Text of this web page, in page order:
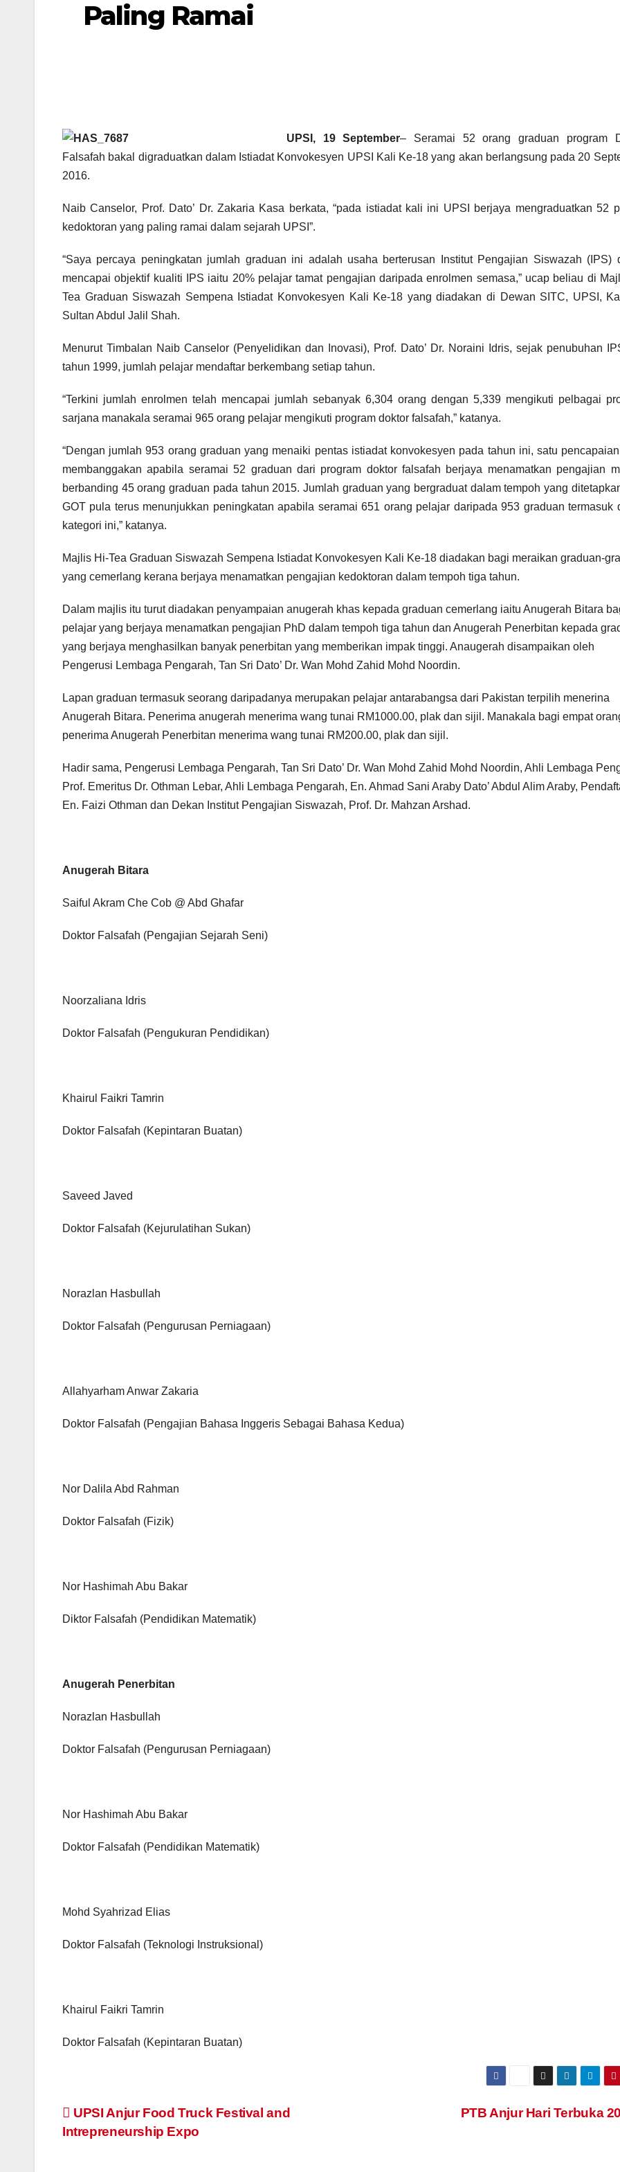
Paling Ramai
UPSI, 19 September– Seramai 52 orang graduan program
Falsafah bakal digraduatkan dalam Istiadat Konvokesyen UPSI Kali Ke-18 yang akan berlangsung pada 20
2016.
Naib Canselor, Prof. Dato’ Dr. Zakaria Kasa berkata, “pada istiadat kali ini UPSI berjaya mengraduatkan 52
kedoktoran yang paling ramai dalam sejarah UPSI”.
“Saya percaya peningkatan jumlah graduan ini adalah usaha berterusan Institut Pengajian Siswazah (IPS)
mencapai objektif kualiti IPS iaitu 20% pelajar tamat pengajian daripada enrolmen semasa,” ucap beliau di
Tea Graduan Siswazah Sempena Istiadat Konvokesyen Kali Ke-18 yang diadakan di Dewan SITC, UPSI,
Sultan Abdul Jalil Shah.
Menurut Timbalan Naib Canselor (Penyelidikan dan Inovasi), Prof. Dato’ Dr. Noraini Idris, sejak penubuhan
tahun 1999, jumlah pelajar mendaftar berkembang setiap tahun.
“Terkini jumlah enrolmen telah mencapai jumlah sebanyak 6,304 orang dengan 5,339 mengikuti pelbagai
sarjana manakala seramai 965 orang pelajar mengikuti program doktor falsafah,” katanya.
“Dengan jumlah 953 orang graduan yang menaiki pentas istiadat konvokesyen pada tahun ini, satu
membanggakan apabila seramai 52 graduan dari program doktor falsafah berjaya menamatkan pengajian
berbanding 45 orang graduan pada tahun 2015. Jumlah graduan yang bergraduat dalam tempoh yang
GOT pula terus menunjukkan peningkatan apabila seramai 651 orang pelajar daripada 953 graduan termasuk
kategori ini,” katanya.
Majlis Hi-Tea Graduan Siswazah Sempena Istiadat Konvokesyen Kali Ke-18 diadakan bagi meraikan graduan-
yang cemerlang kerana berjaya menamatkan pengajian kedoktoran dalam tempoh tiga tahun.
Dalam majlis itu turut diadakan penyampaian anugerah khas kepada graduan cemerlang iaitu Anugerah Bitara
pelajar yang berjaya menamatkan pengajian PhD dalam tempoh tiga tahun dan Anugerah Penerbitan kepada
yang berjaya menghasilkan banyak penerbitan yang memberikan impak tinggi. Anaugerah disampaikan oleh
Pengerusi Lembaga Pengarah, Tan Sri Dato’ Dr. Wan Mohd Zahid Mohd Noordin.
Lapan graduan termasuk seorang daripadanya merupakan pelajar antarabangsa dari Pakistan terpilih menerina
Anugerah Bitara. Penerima anugerah menerima wang tunai RM1000.00, plak dan sijil. Manakala bagi empat
penerima Anugerah Penerbitan menerima wang tunai RM200.00, plak dan sijil.
Hadir sama, Pengerusi Lembaga Pengarah, Tan Sri Dato’ Dr. Wan Mohd Zahid Mohd Noordin, Ahli Lembaga
Prof. Emeritus Dr. Othman Lebar, Ahli Lembaga Pengarah, En. Ahmad Sani Araby Dato’ Abdul Alim Araby,
En. Faizi Othman dan Dekan Institut Pengajian Siswazah, Prof. Dr. Mahzan Arshad.
Anugerah Bitara
Saiful Akram Che Cob @ Abd Ghafar
Doktor Falsafah (Pengajian Sejarah Seni)
Noorzaliana Idris
Doktor Falsafah (Pengukuran Pendidikan)
Khairul Faikri Tamrin
Doktor Falsafah (Kepintaran Buatan)
Saveed Javed
Doktor Falsafah (Kejurulatihan Sukan)
Norazlan Hasbullah
Doktor Falsafah (Pengurusan Perniagaan)
Allahyarham Anwar Zakaria
Doktor Falsafah (Pengajian Bahasa Inggeris Sebagai Bahasa Kedua)
Nor Dalila Abd Rahman
Doktor Falsafah (Fizik)
Nor Hashimah Abu Bakar
Diktor Falsafah (Pendidikan Matematik)
Anugerah Penerbitan
Norazlan Hasbullah
Doktor Falsafah (Pengurusan Perniagaan)
Nor Hashimah Abu Bakar
Doktor Falsafah (Pendidikan Matematik)
Mohd Syahrizad Elias
Doktor Falsafah (Teknologi Instruksional)
Khairul Faikri Tamrin
Doktor Falsafah (Kepintaran Buatan)
Navigasi
kiriman
PTB Anjur Hari Terbuka
UPSI Anjur Food Truck Festival and
Intrepreneurship Expo